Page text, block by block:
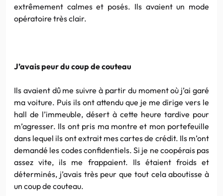
extrêmement calmes et posés. Ils avaient un mode
opératoire très clair.
J’avais peur du coup de couteau
Ils avaient dû me suivre à partir du moment où j’ai garé
ma voiture. Puis ils ont attendu que je me dirige vers le
hall de l’immeuble, désert à cette heure tardive pour
m’agresser. Ils ont pris ma montre et mon portefeuille
dans lequel ils ont extrait mes cartes de crédit. Ils m’ont
demandé les codes confidentiels. Si je ne coopérais pas
assez vite, ils me frappaient. Ils étaient froids et
déterminés, j’avais très peur que tout cela aboutisse à
un coup de couteau.